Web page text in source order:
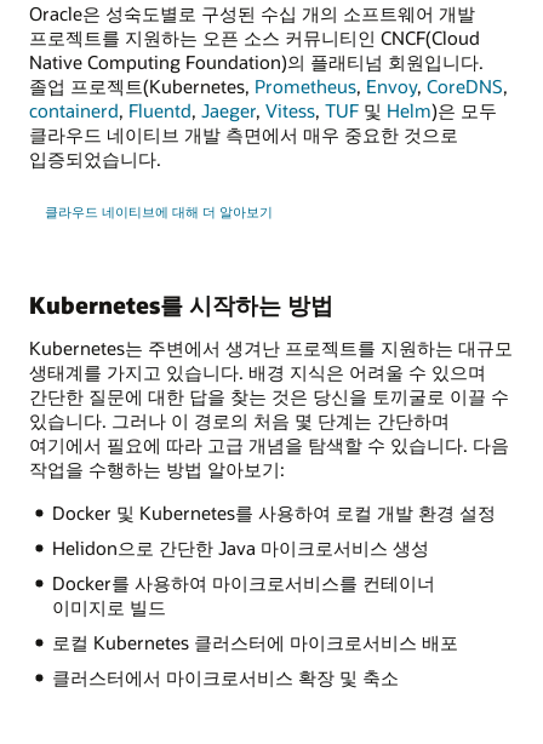
Oracle은 성숙도별로 구성된 수십 개의 소프트웨어 개발
프로젝트를 지원하는 오픈 소스 커뮤니티인 CNCF(Cloud
Native Computing Foundation)의 플래티넘 회원입니다.
졸업 프로젝트(Kubernetes, Prometheus, Envoy, CoreDNS,
containerd, Fluentd, Jaeger, Vitess, TUF 및 Helm)은 모두
클라우드 네이티브 개발 측면에서 매우 중요한 것으로
입증되었습니다.
클라우드 네이티브에 대해 더 알아보기
Kubernetes를 시작하는 방법
Kubernetes는 주변에서 생겨난 프로젝트를 지원하는 대규모
생태계를 가지고 있습니다. 배경 지식은 어려울 수 있으며
간단한 질문에 대한 답을 찾는 것은 당신을 토끼굴로 이끌 수
있습니다. 그러나 이 경로의 처음 몇 단계는 간단하며
여기에서 필요에 따라 고급 개념을 탐색할 수 있습니다. 다음
작업을 수행하는 방법 알아보기:
Docker 및 Kubernetes를 사용하여 로컬 개발 환경 설정
Helidon으로 간단한 Java 마이크로서비스 생성
Docker를 사용하여 마이크로서비스를 컨테이너
이미지로 빌드
로컬 Kubernetes 클러스터에 마이크로서비스 배포
클러스터에서 마이크로서비스 확장 및 축소